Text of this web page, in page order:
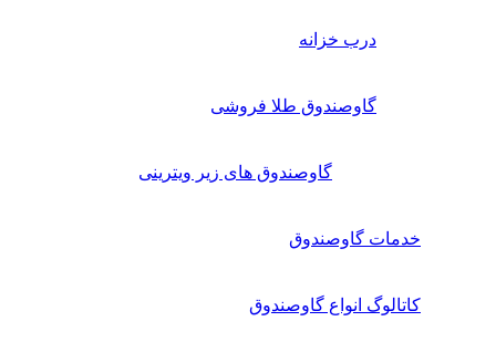
درب خزانه
گاوصندوق طلا فروشی
گاوصندوق های زیر ویترینی
خدمات گاوصندوق
کاتالوگ انواع گاوصندوق